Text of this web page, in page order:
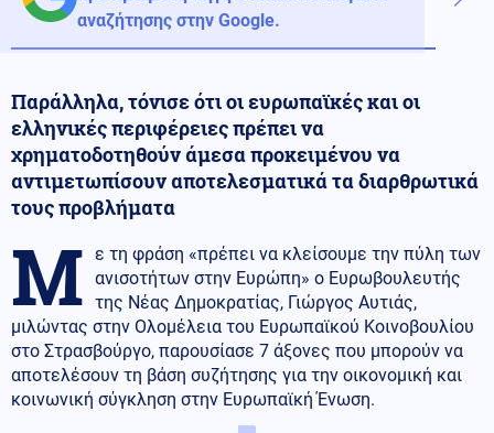
αναζήτησης στην Google.
Παράλληλα, τόνισε ότι οι ευρωπαϊκές και οι
ελληνικές περιφέρειες πρέπει να
χρηματοδοτηθούν άμεσα προκειμένου να
αντιμετωπίσουν αποτελεσματικά τα διαρθρωτικά
τους προβλήματα
Μ ε τη φράση «πρέπει να κλείσουμε την πύλη των
ανισοτήτων στην Ευρώπη» ο Ευρωβουλευτής
της Νέας Δημοκρατίας, Γιώργος Αυτιάς,
μιλώντας στην Ολομέλεια του Ευρωπαϊκού Κοινοβουλίου
στο Στρασβούργο, παρουσίασε 7 άξονες που μπορούν να
αποτελέσουν τη βάση συζήτησης για την οικονομική και
κοινωνική σύγκληση στην Ευρωπαϊκή Ένωση.